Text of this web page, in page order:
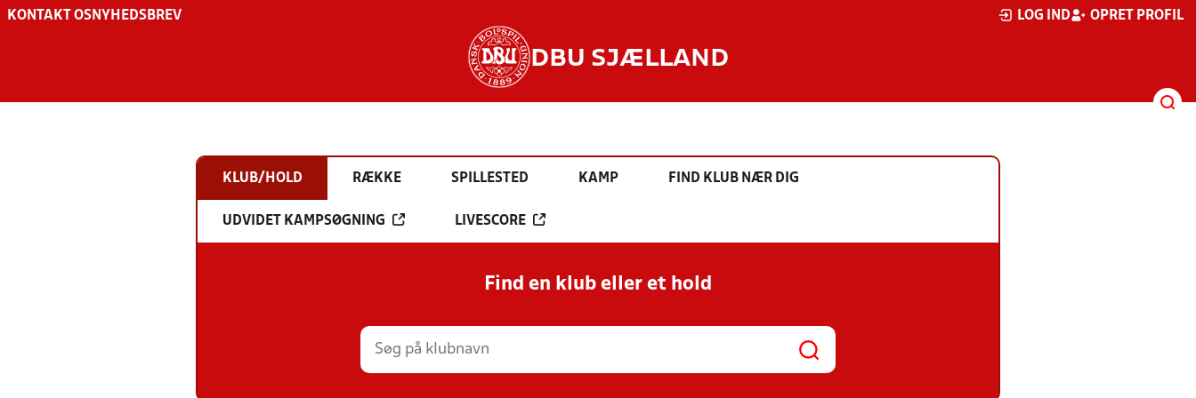
KONTAKT OS NYHEDSBREV LOG IND OPRET PROFIL
DBU SJÆLLAND
KLUB/HOLD RÆKKE SPILLESTED KAMP FIND KLUB NÆR DIG
UDVIDET KAMPSØGNING LIVESCORE
Find en klub eller et hold